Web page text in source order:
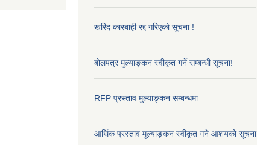
खरिद कारबाही रद्द गरिएको सूचना !
बोलपत्र मुल्याङ्कन स्वीकृत गर्ने सम्बन्धी सूचना!
RFP प्रस्ताव मुल्याङ्कन सम्बन्धमा
आर्थिक प्रस्ताव मूल्याङ्कन स्वीकृत गने आशयको सूचना